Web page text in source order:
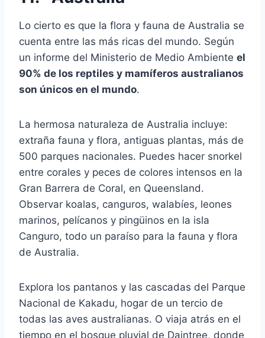
Lo cierto es que la flora y fauna de Australia se
cuenta entre las más ricas del mundo. Según
un informe del Ministerio de Medio Ambiente el
90% de los reptiles y mamíferos australianos
son únicos en el mundo.
La hermosa naturaleza de Australia incluye:
extraña fauna y flora, antiguas plantas, más de
500 parques nacionales. Puedes hacer snorkel
entre corales y peces de colores intensos en la
Gran Barrera de Coral, en Queensland.
Observar koalas, canguros, walabíes, leones
marinos, pelícanos y pingüinos en la isla
Canguro, todo un paraíso para la fauna y flora
de Australia.
Explora los pantanos y las cascadas del Parque
Nacional de Kakadu, hogar de un tercio de
todas las aves australianas. O viaja atrás en el
tiempo en el bosque pluvial de Daintree, donde